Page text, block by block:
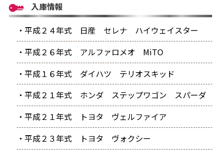
入庫情報
・平成２４年式 日産 セレナ ハイウェイスター
・平成２６年式 アルファロメオ MiTO
・平成１６年式 ダイハツ テリオスキッド
・平成２１年式 ホンダ ステップワゴン スパーダ
・平成２１年式 トヨタ ヴェルファイア
・平成２３年式 トヨタ ヴォクシー